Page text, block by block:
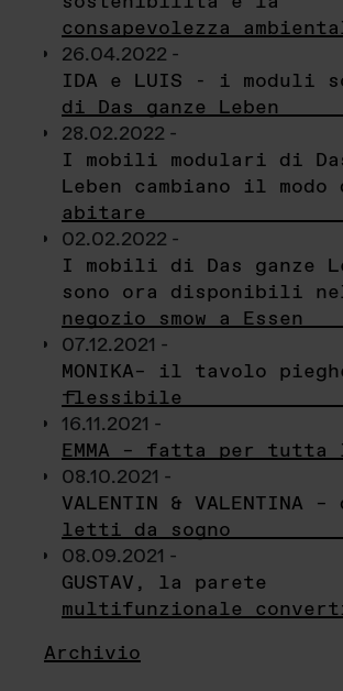
consapevolezza
26.04.2022 -
IDA e LUIS - i moduli
di Das ganze Leben
28.02.2022 -
I mobili modulari di
Leben cambiano il modo
abitare
02.02.2022 -
I mobili di Das ganze
sono ora disponibili
negozio smow a Essen
07.12.2021 -
MONIKA– il tavolo
flessibile
16.11.2021 -
EMMA – fatta per
08.10.2021 -
VALENTIN & VALENTINA –
letti da sogno
08.09.2021 -
GUSTAV, la parete
multifunzionale
Archivio